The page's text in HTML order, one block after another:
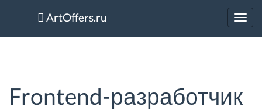
ArtOffers.ru
Frontend-разработчик